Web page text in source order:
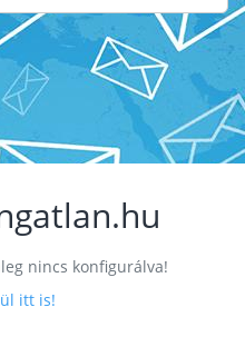
nincs konfigurálva!
itt is!